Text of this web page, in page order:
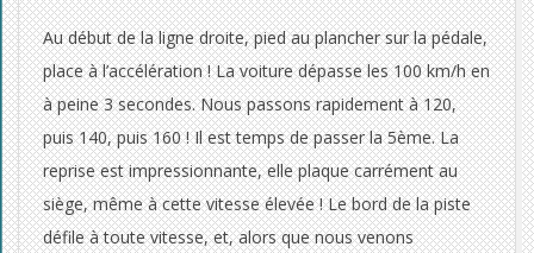
Au début de la ligne droite, pied au plancher sur la pédale,
place à l’accélération ! La voiture dépasse les 100 km/h en
à peine 3 secondes. Nous passons rapidement à 120,
puis 140, puis 160 ! Il est temps de passer la 5ème. La
reprise est impressionnante, elle plaque carrément au
siège, même à cette vitesse élevée ! Le bord de la piste
défile à toute vitesse, et, alors que nous venons